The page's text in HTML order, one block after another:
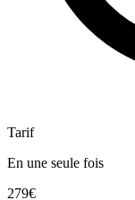
Tarif
En une seule fois
279€